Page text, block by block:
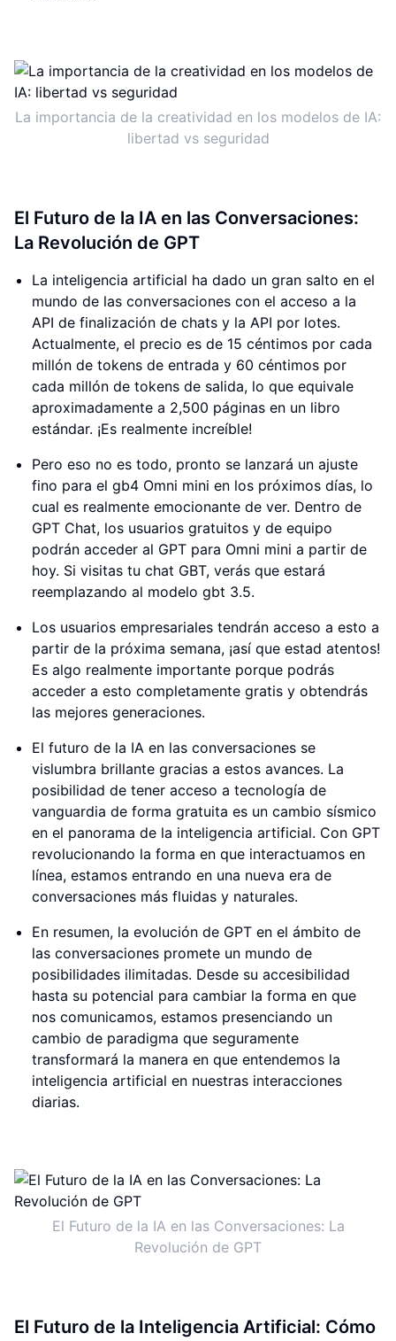
La importancia de la creatividad en los modelos de IA:
libertad vs seguridad
El Futuro de la IA en las Conversaciones:
La Revolución de GPT
La inteligencia artificial ha dado un gran salto en el
mundo de las conversaciones con el acceso a la
API de finalización de chats y la API por lotes.
Actualmente, el precio es de 15 céntimos por cada
millón de tokens de entrada y 60 céntimos por
cada millón de tokens de salida, lo que equivale
aproximadamente a 2,500 páginas en un libro
estándar. ¡Es realmente increíble!
Pero eso no es todo, pronto se lanzará un ajuste
fino para el gb4 Omni mini en los próximos días, lo
cual es realmente emocionante de ver. Dentro de
GPT Chat, los usuarios gratuitos y de equipo
podrán acceder al GPT para Omni mini a partir de
hoy. Si visitas tu chat GBT, verás que estará
reemplazando al modelo gbt 3.5.
Los usuarios empresariales tendrán acceso a esto a
partir de la próxima semana, ¡así que estad atentos!
Es algo realmente importante porque podrás
acceder a esto completamente gratis y obtendrás
las mejores generaciones.
El futuro de la IA en las conversaciones se
vislumbra brillante gracias a estos avances. La
posibilidad de tener acceso a tecnología de
vanguardia de forma gratuita es un cambio sísmico
en el panorama de la inteligencia artificial. Con GPT
revolucionando la forma en que interactuamos en
línea, estamos entrando en una nueva era de
conversaciones más fluidas y naturales.
En resumen, la evolución de GPT en el ámbito de
las conversaciones promete un mundo de
posibilidades ilimitadas. Desde su accesibilidad
hasta su potencial para cambiar la forma en que
nos comunicamos, estamos presenciando un
cambio de paradigma que seguramente
transformará la manera en que entendemos la
inteligencia artificial en nuestras interacciones
diarias.
El Futuro de la IA en las Conversaciones: La
Revolución de GPT
El Futuro de la Inteligencia Artificial: Cómo